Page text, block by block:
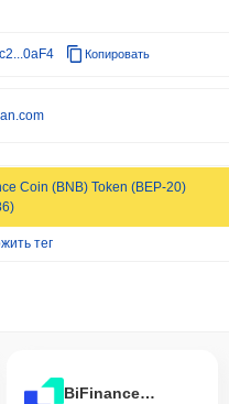
Копировать
Coin (BNB) Token (BEP-20)
тег
BiFinanceToken